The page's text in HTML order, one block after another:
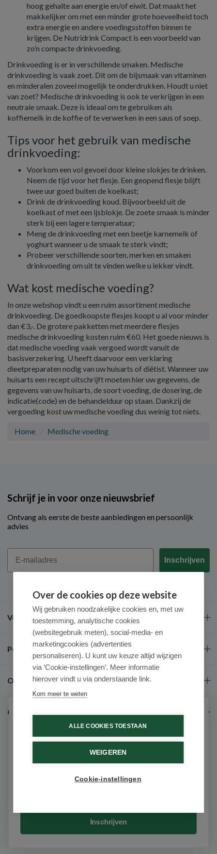
hoog gehalte aan energie en/of eiwit. Dat maakt het
makkelijker om met een minder grote hoeveelheid toch
extra energie en andere voedingsstoffen binnen te
krijgen. De Nutridrink Compact is een voorbeeld van
zo’n compacte drinkvoeding.
Drinkvoeding is er in verschillende smaken. Medische
drinkvoeding is vaak zoet. Dit om de bijsmaak van vitaminen
en minderalen zoveel mogelijk te onderdrukken. Houdt u niet
van zoet? Medische drinkvoeding is ook te verkrijgen in een
neutrale smaak. Deze is ideaal om te gebruiken als
koffiemelk in de koffie of te verwerken in een saus of soep.
Tips voor het gebruik van medische
drinkvoeding:
Voorkom een vol gevoel door kleine slokjes te drinken.
Neem de tijd voor het flesje. Een geopend flesje blijft
twee uur goed buiten de koelkast;
Drink de drinkvoeding koud. Bijvoorbeeld uit de
koelkast of met een ijsblokje. De zoete smaak is minder
sterk bij een lagere temperatuur;
Meng de drinkvoeding met een beetje karnemelk of
yoghurt wanneer u de smaak te sterk vindt;
Probeer verschillende soorten, merken en smaken
drinkvoeding om uit te vinden welke u lekker vindt.
Wat kost medische voeding?
In onze webshop vindt u een ruim assortiment medische
drinkvoeding. De goedkoopste flesjes koopt u al voor minder
dan €3,-. De grotere pakketten met meerdere flesjes
medische drinkvoeding kosten ruim €60. Het goede nieuws is
dat medische voeding vaak vergoed wordt vanuit de
basisverzekering. U heeft daarvoor een verklaring
dieetpreparaten nodig van uw huisarts of diëtist. Wanneer uw
huisarts een recept uitschrijft moeten hier uw gegevens, de
gegevens van uw huisarts, de soort voeding, de dosering, de
indicatie(code) en de behandelduur op staan. Dankzij de
vergoeding kost uw medische voeding dus weinig tot niets.
Home Medische voeding
Schrijf je in voor onze nieuwsbrief
Ontvang als eerste de beste aanbiedingen en persoonlijk
advies
Email
Inschrijven
Veel gestelde vragen
Populaire merken
Over ons
Contact
9.6 / 10 (531 beoordelingen)
Over de cookies op deze website
Wij gebruiken noodzakelijke cookies en, met uw
toestemming, analytische cookies
(websitegebruik meten), social-media- en
marketingcookies (advertenties
personaliseren). U kunt uw keuze altijd wijzigen
via ‘Cookie-instellingen’. Meer informatie
hierover vindt u via onderstaande link.
Kom meer te weten
ALLE COOKIES TOESTAAN
WEIGEREN
Cookie-instellingen
Schrijf je in voor onze nieuwsbrief
Ontvang als eerste de beste aanbiedingen en persoonlijk
advies
Inschrijven